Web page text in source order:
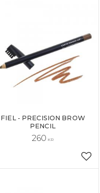
i favoriter
FIEL - PRECISION BROW
PENCIL
260 KR